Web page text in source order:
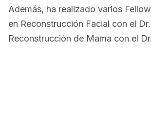
Además, ha realizado varios
en Reconstrucción Facial con el
Reconstrucción de Mama con el